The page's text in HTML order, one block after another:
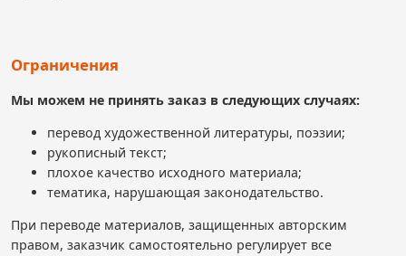
Ограничения
Мы можем не принять заказ в следующих случаях:
перевод художественной литературы, поэзии;
рукописный текст;
плохое качество исходного материала;
тематика, нарушающая законодательство.
При переводе материалов, защищенных авторским
правом, заказчик самостоятельно регулирует все